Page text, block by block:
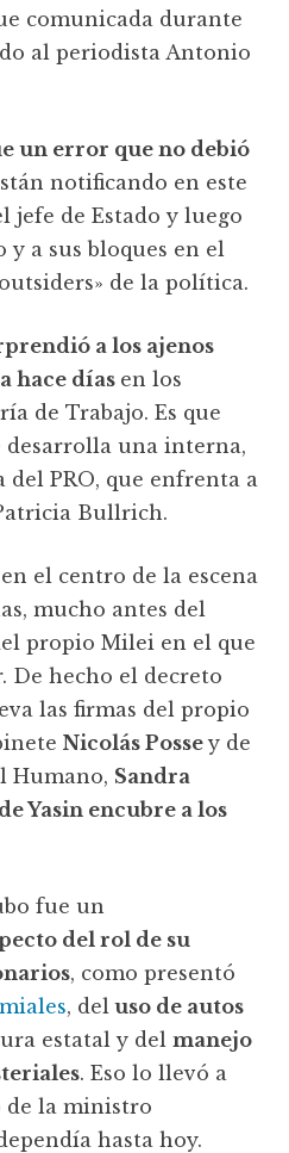
comunicada durante
al periodista Antonio
un error que no debió
notificando en este
jefe de Estado y luego
y a sus bloques en el
de la política.
a los ajenos
hace días en los
de Trabajo. Es que
desarrolla una interna,
del PRO, que enfrenta a
Bullrich.
el centro de la escena
mucho antes del
propio Milei en el que
De hecho el decreto
las firmas del propio
Nicolás Possey de
Humano, Sandra
Yasin encubre a los
fue un
del rol de su
, como presentó
, del uso de autos
estatal y delmanejo
. Eso lo llevó a
de la ministro
hasta hoy.